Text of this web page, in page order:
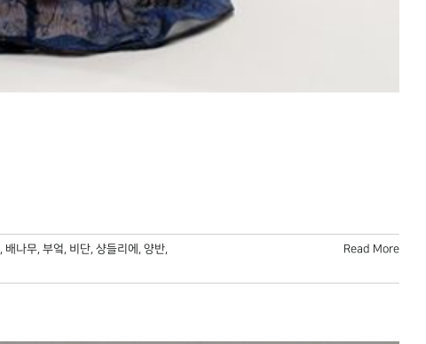
, 배나무, 부엌, 비단, 샹들리에 , 양반,
Read More